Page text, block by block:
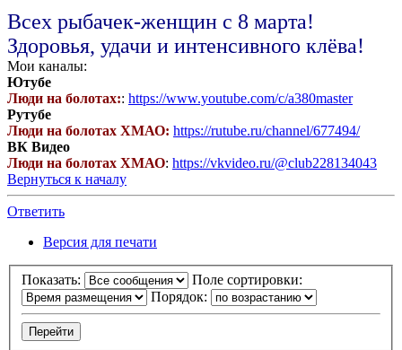
Всех рыбачек-женщин с 8 марта!
Здоровья, удачи и интенсивного клёва!
Мои каналы:
Ютубе
Люди на болотах:: https://www.youtube.com/c/a380master
Рутубе
Люди на болотах ХМАО: https://rutube.ru/channel/677494/
ВК Видео
Люди на болотах ХМАО: https://vkvideo.ru/@club228134043
Вернуться к началу
Ответить
Версия для печати
Показать:
Поле сортировки:
Порядок: